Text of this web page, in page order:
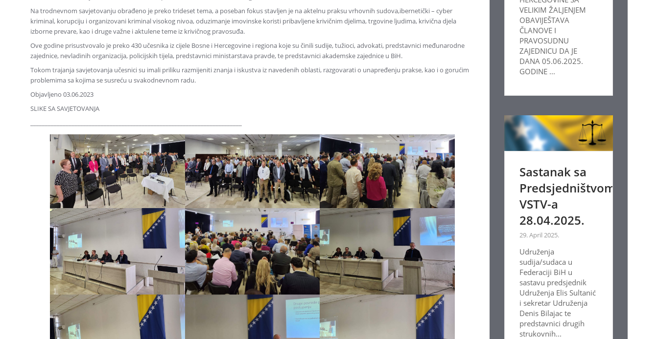
Na trodnevnom savjetovanju obrađeno je preko trideset tema, a poseban fokus stavljen je na aktelnu praksu vrhovnih sudova,ibernetički – cyber
kriminal, korupciju i organizovani kriminal visokog nivoa, oduzimanje imovinske koristi pribavljene krivičnim djelima, trgovine ljudima, krivična djela
izborne prevare, kao i druge važne i aktulene teme iz krivičnog pravosuđa.
Ove godine prisustvovalo je preko 430 učesnika iz cijele Bosne i Hercegovine i regiona koje su činili sudije, tužioci, advokati, predstavnici međunarodne
zajednice, nevladinih organizacija, policijskih tijela, predstavnici ministarstava pravde, te predstavnici akademske zajednice u BiH.
Tokom trajanja savjetovanja učesnici su imali priliku razmijeniti znanja i iskustva iz navedenih oblasti, razgovarati o unapređenju prakse, kao i o gorućim
problemima sa kojima se susreću u svakodnevnom radu.
Objavljeno 03.06.2023
SLIKE SA SAVJETOVANJA
VELIKIM ŽALJENJEM
OBAVIJEŠTAVA
ČLANOVE I
PRAVOSUDNU
ZAJEDNICU DA JE
DANA 05.06.2025.
GODINE ...
Sastanak sa
Predsjedništvom
VSTV-a
28.04.2025.
29. April 2025.
Udruženja
sudija/sudaca u
Federaciji BiH u
sastavu predsjednik
Udruženja Elis Sultanić
i sekretar Udruženja
Denis Bilajac te
predstavnici drugih
strukovnih...